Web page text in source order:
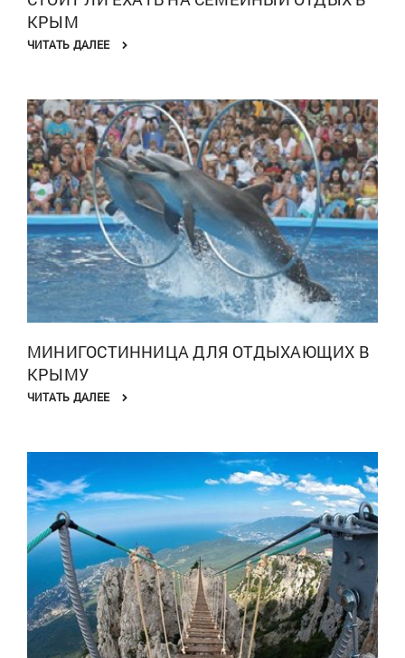
КРЫМ
ЧИТАТЬ ДАЛЕЕ
МИНИГОСТИННИЦА ДЛЯ ОТДЫХАЮЩИХ В
КРЫМУ
ЧИТАТЬ ДАЛЕЕ